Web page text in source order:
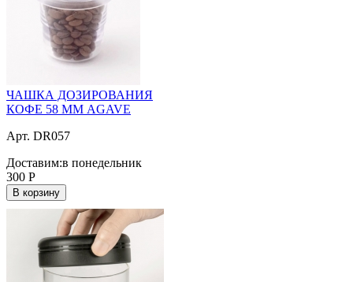
ЧАШКА ДОЗИРОВАНИЯ
КОФЕ 58 ММ AGAVE
Арт. DR057
Доставим:в понедельник
300 Р
В корзину